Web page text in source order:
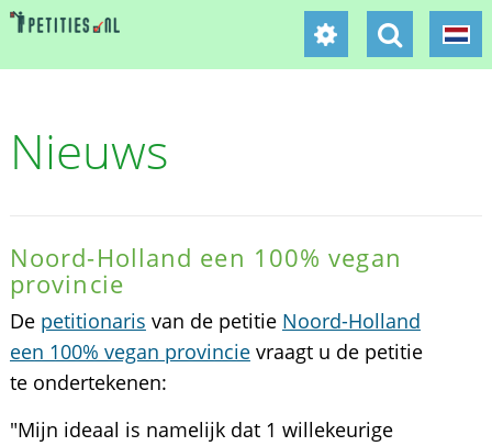
Nieuws
Noord-Holland een 100% vegan
provincie
De petitionaris van de petitie Noord-Holland
een 100% vegan provincievraagt u de petitie
te ondertekenen:
"Mijn ideaal is namelijk dat 1 willekeurige